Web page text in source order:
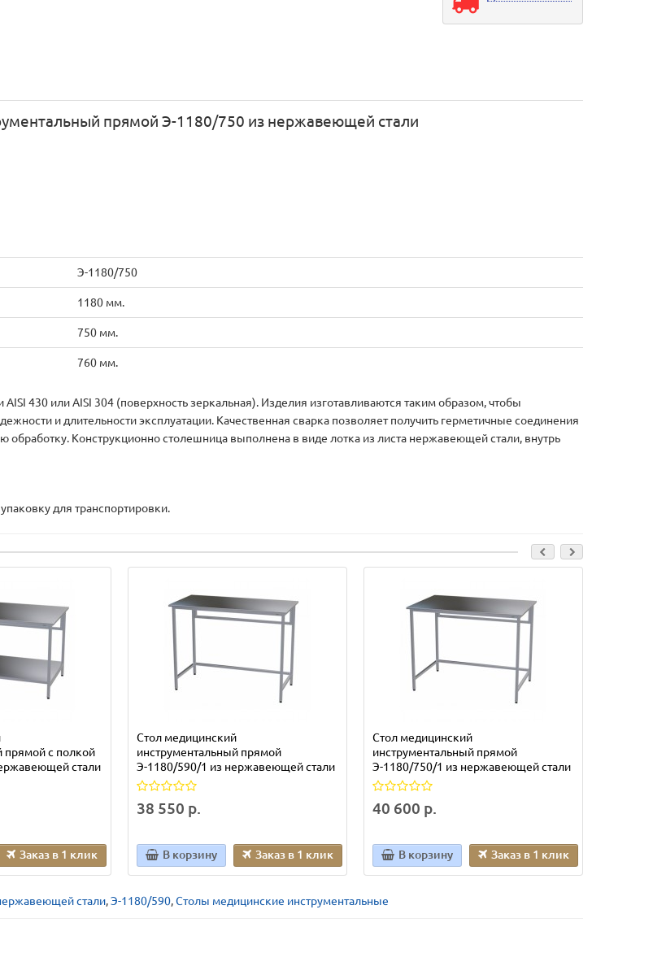
прямой Э-1180/750 из нержавеющей стали
Э-1180/750
1180 мм.
750 мм.
760 мм.
430 или AISI 304 (поверхность зеркальная). Изделия изготавливаются таким образом, чтобы
и длительности эксплуатации. Качественная сварка позволяет получить герметичные соединения
обработку. Конструкционно столешница выполнена в виде лотка из листа нержавеющей стали, внутрь
для транспортировки.
прямой с полкой
стали
Заказ в 1 клик
Стол медицинский
инструментальный прямой
Э-1180/590/1 из нержавеющей стали
38 550 р.
В корзину Заказ в 1 клик
Стол медицинский
инструментальный прямой
Э-1180/750/1 из нержавеющей стали
40 600 р.
В корзину Заказ в 1 клик
стали,Э-1180/590,Столы медицинские инструментальные